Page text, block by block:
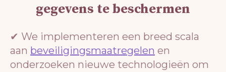
gegevens te beschermen
✔ We implementeren een breed scala
aan beveiligingsmaatregelen en
onderzoeken nieuwe technologieën om